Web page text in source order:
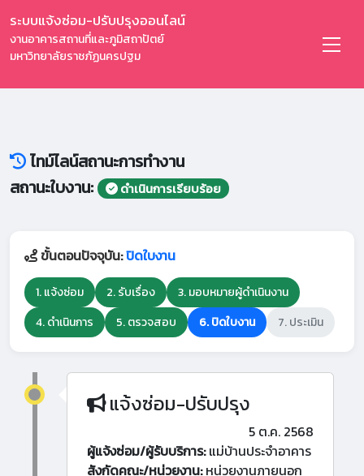
ระบบแจ้งซ่อม-ปรับปรุงออนไลน์
งานอาคารสถานที่และภูมิสถาปัตย์
มหาวิทยาลัยราชภัฏนครปฐม
ไทม์ไลน์สถานะการทำงาน
สถานะใบงาน:
ดำเนินการเรียบร้อย
ขั้นตอนปัจจุบัน:ปิดใบงาน
1. แจ้งซ่อม 2. รับเรื่อง
3. มอบหมายผู้ดำเนินงาน
4. ดำเนินการ
5. ตรวจสอบ 6. ปิดใบงาน 7. ประเมิน
แจ้งซ่อม-ปรับปรุง
5 ต.ค. 2568
ผู้แจ้งซ่อม/ผู้รับบริการ:แม่บ้านประจำอาคาร
สังกัดคณะ/หน่วยงาน:หน่วยงานภายนอก